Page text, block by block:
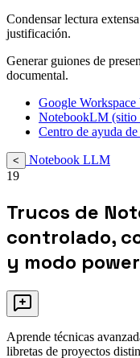
Condensar lectura
justificación.
Generar guiones de
documental.
Google
NotebookLM (sitio
Centro de ayuda
<
Notebook LLM
19
Trucos de
controlado,
y modo
Aprende técnicas
libretas de proyectos